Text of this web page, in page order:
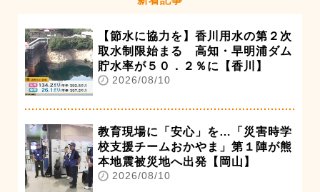
【節水に協力を】香川用水の第２次
取水制限始まる 高知・早明浦ダム
貯水率が５０．２％に【香川】
2026/08/10
教育現場に「安心」を…「災害時学
校支援チームおかやま」第１陣が熊
本地震被災地へ出発【岡山】
2026/08/10